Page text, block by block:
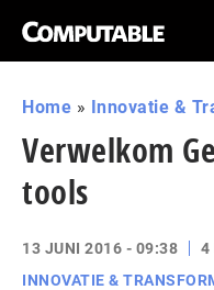
Home » Innovatie &
Verwelkom
tools
13 JUNI 2016 - 09:38 4
INNOVATIE &